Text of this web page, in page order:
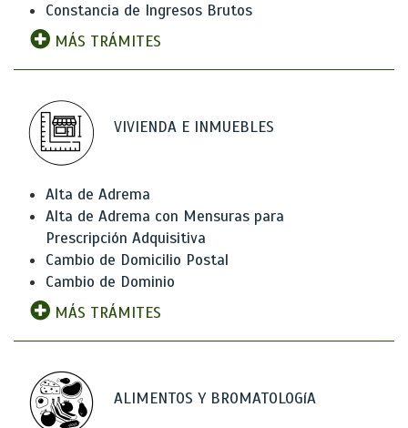
Constancia de Ingresos Brutos
MÁS TRÁMITES
VIVIENDA E INMUEBLES
Alta de Adrema
Alta de Adrema con Mensuras para
Prescripción Adquisitiva
Cambio de Domicilio Postal
Cambio de Dominio
MÁS TRÁMITES
ALIMENTOS Y BROMATOLOGíA